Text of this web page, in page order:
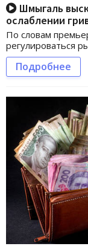
Шмыгаль
ослаблении
По словам
регулироваться
Подробнее